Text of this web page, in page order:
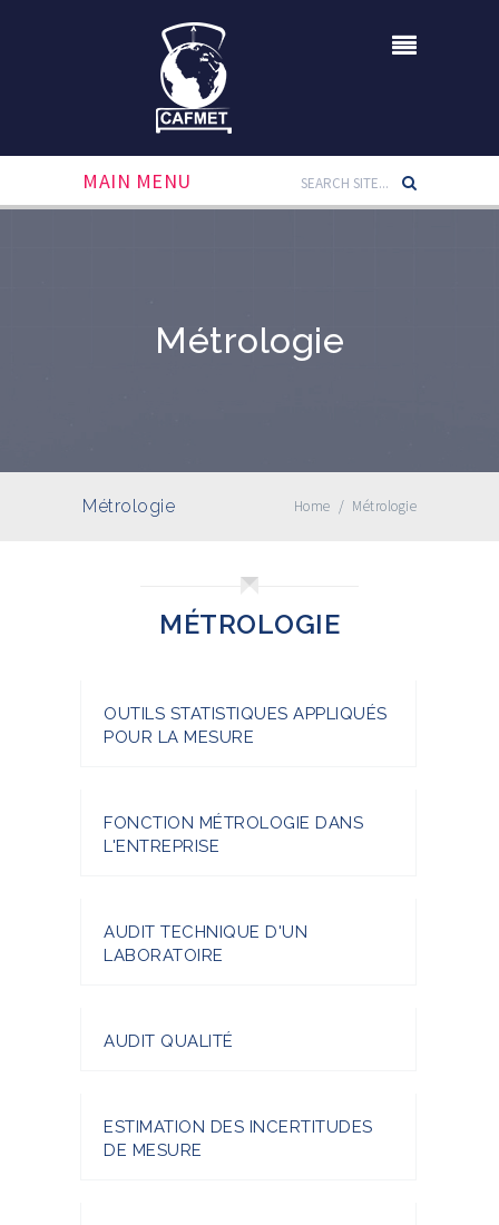
MAIN MENU
Métrologie
Métrologie Home / Métrologie
MÉTROLOGIE
OUTILS STATISTIQUES APPLIQUÉS
POUR LA MESURE
FONCTION MÉTROLOGIE DANS
L'ENTREPRISE
AUDIT TECHNIQUE D'UN
LABORATOIRE
AUDIT QUALITÉ
ESTIMATION DES INCERTITUDES
DE MESURE